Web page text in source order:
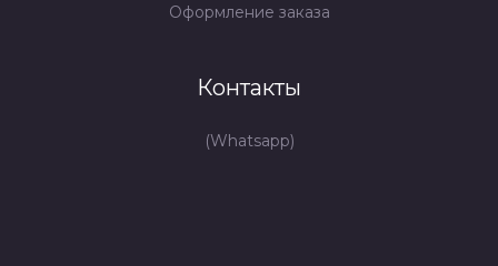
Оформление заказа
Контакты
(Whatsapp)